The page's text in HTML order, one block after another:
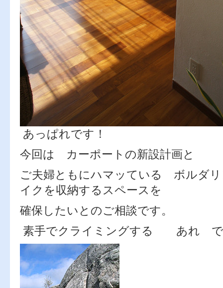
あっぱれです！
今回は カーポートの新設計画と
ご夫婦ともにハマッている ボルダ
イクを収納するスペースを
確保したいとのご相談です。
素手でクライミングする あれ で